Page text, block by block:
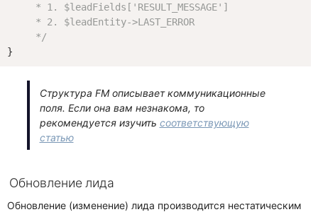
     * 1. $leadFields['RESULT_MESSAGE']
     * 2. $leadEntity->LAST_ERROR
     */
Структура FM описывает коммуникационные
поля. Если она вам незнакома, то
рекомендуется изучить соответствующую
статью
Обновление лида
Обновление (изменение) лида производится нестатическим